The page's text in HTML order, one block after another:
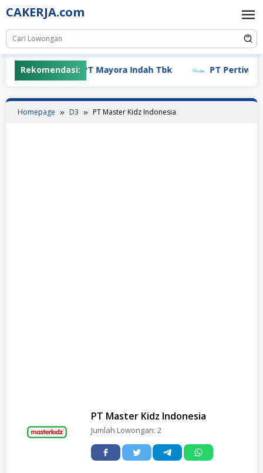
Skip
to
content
CAKERJA.com
Rekomendasi:PT Mayora Indah Tbk PT Pertiwi
Homepage D3 PT Master Kidz Indonesia
PT Master Kidz Indonesia
Jumlah Lowongan: 2